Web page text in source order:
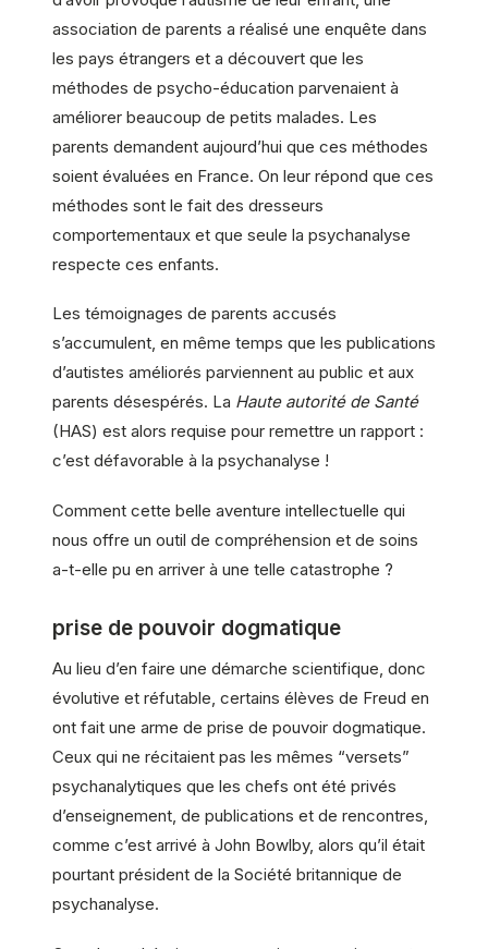
association de parents a réalisé une enquête dans
les pays étrangers et a découvert que les
méthodes de psycho-éducation parvenaient à
améliorer beaucoup de petits malades. Les
parents demandent aujourd’hui que ces méthodes
soient évaluées en France. On leur répond que ces
méthodes sont le fait des dresseurs
comportementaux et que seule la psychanalyse
respecte ces enfants.
Les témoignages de parents accusés
s’accumulent, en même temps que les publications
d’autistes améliorés parviennent au public et aux
parents désespérés. La Haute autorité de Santé
(HAS) est alors requise pour remettre un rapport :
c’est défavorable à la psychanalyse !
Comment cette belle aventure intellectuelle qui
nous offre un outil de compréhension et de soins
a-t-elle pu en arriver à une telle catastrophe ?
prise de pouvoir dogmatique
Au lieu d’en faire une démarche scientifique, donc
évolutive et réfutable, certains élèves de Freud en
ont fait une arme de prise de pouvoir dogmatique.
Ceux qui ne récitaient pas les mêmes “versets”
psychanalytiques que les chefs ont été privés
d’enseignement, de publications et de rencontres,
comme c’est arrivé à John Bowlby, alors qu’il était
pourtant président de la Société britannique de
psychanalyse.